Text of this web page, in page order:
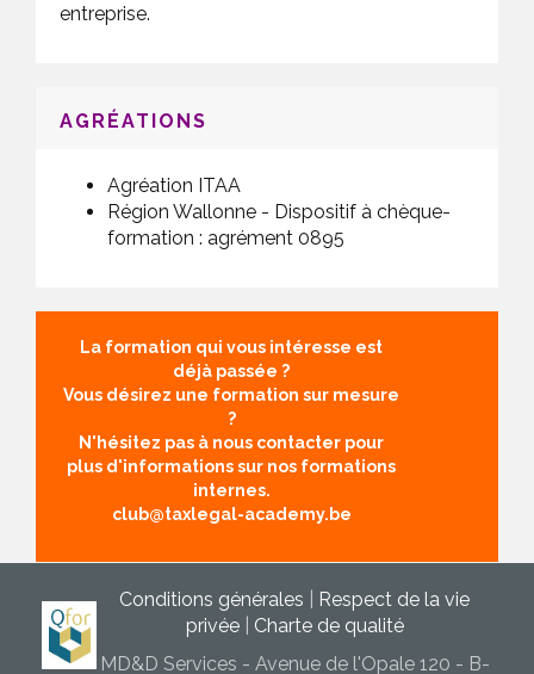
entreprise.
AGRÉATIONS
Agréation ITAA
Région Wallonne - Dispositif à chèque-
formation : agrément 0895
La formation qui vous intéresse est
déjà passée ?
Vous désirez une formation sur mesure
?
N'hésitez pas à nous contacter pour
plus d'informations sur nos formations
internes.
club@taxlegal-academy.be
Conditions générales
Respect de la vie
privée| Charte de qualité
MD&D Services - Avenue de l'Opale 120 - B-